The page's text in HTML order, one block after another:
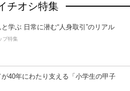
チオシ特集
学ぶ 日常に潜む“人身取引”のリアル
プ特集
40年にわたり支える「小学生の甲子